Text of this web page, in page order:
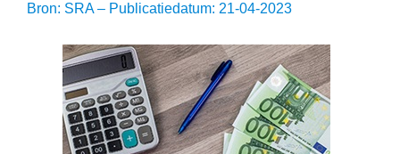
Bron: SRA – Publicatiedatum: 21-04-2023